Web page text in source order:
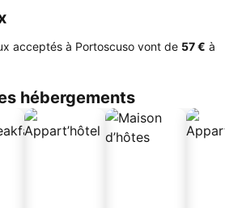
acceptés à Portoscuso vont de ‎57 € à
hébergements